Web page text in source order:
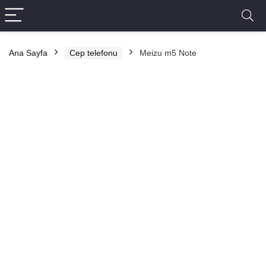
Ana Sayfa Cep telefonu Meizu m5 Note